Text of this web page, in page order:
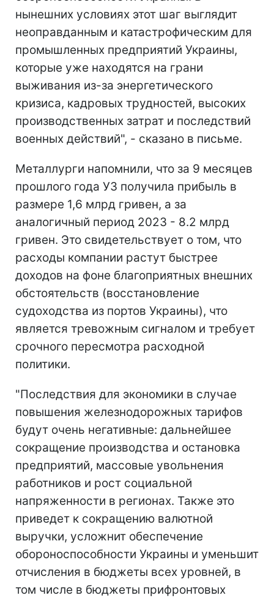
нынешних условиях этот шаг выглядит
неоправданным и катастрофическим для
промышленных предприятий Украины,
которые уже находятся на грани
выживания из-за энергетического
кризиса, кадровых трудностей, высоких
производственных затрат и последствий
военных действий", - сказано в письме.
Металлурги напомнили, что за 9 месяцев
прошлого года УЗ получила прибыль в
размере 1,6 млрд гривен, а за
аналогичный период 2023 - 8.2 млрд
гривен. Это свидетельствует о том, что
расходы компании растут быстрее
доходов на фоне благоприятных внешних
обстоятельств (восстановление
судоходства из портов Украины), что
является тревожным сигналом и требует
срочного пересмотра расходной
политики.
"Последствия для экономики в случае
повышения железнодорожных тарифов
будут очень негативные: дальнейшее
сокращение производства и остановка
предприятий, массовые увольнения
работников и рост социальной
напряженности в регионах. Также это
приведет к сокращению валютной
выручки, усложнит обеспечение
обороноспособности Украины и уменьшит
отчисления в бюджеты всех уровней, в
том числе в бюджеты прифронтовых